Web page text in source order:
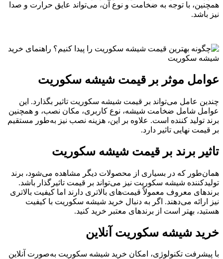
همچنین، با توجه به ضخامت و نوع آن، می‌تواند عایق حرارت و صدا
نیز باشد.
عوامل موثر بر قیمت شیشه سکوریت
چندین عامل می‌تواند بر قیمت شیشه سکوریت تاثیر بگذارد. این
عوامل شامل ضخامت شیشه، نوع کاربری، مکان نصب، و همچنین
برند تولید کننده است. علاوه بر این، هزینه نصب نیز به‌طور مستقیم
بر قیمت نهایی تاثیر دارد.
تاثیر برند بر قیمت شیشه سکوریت
همان‌طور که در بسیاری از محصولات دیگر مشاهده می‌شود، برند
تولیدکننده شیشه سکوریت نیز می‌تواند بر قیمت تاثیرگذار باشد.
برندهای معروف معمولاً قیمت‌های بالاتری دارند اما کیفیت بالاتری
نیز ارائه می‌دهند. اگر به دنبال خرید شیشه سکوریت با کیفیت
هستید، بهتر است از برندهای معتبر خرید کنید.
خرید شیشه سکوریت آنلاین
با پیشرفت تکنولوژی، امکان خرید شیشه سکوریت به‌صورت آنلاین